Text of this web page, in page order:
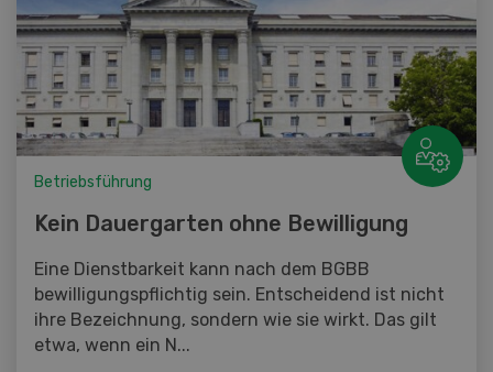
Betriebsführung
Kein Dauergarten ohne Bewilligung
Eine Dienstbarkeit kann nach dem BGBB
bewilligungspflichtig sein. Entscheidend ist nicht
ihre Bezeichnung, sondern wie sie wirkt. Das gilt
etwa, wenn ein N...